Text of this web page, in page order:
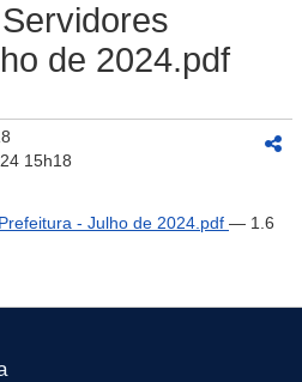
de 2024.pdf
15h18
- Julho de 2024.pdf — 1.6